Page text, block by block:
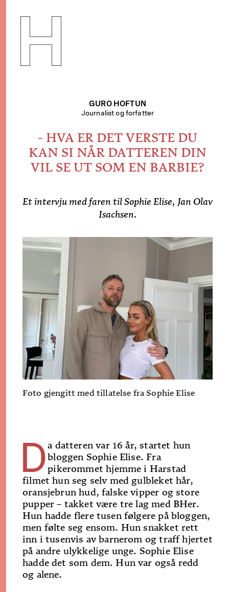
GURO HOFTUN
Journalist og forfatter
- HVA ER DET VERSTE DU
KAN SI NÅR DATTEREN DIN
VIL SE UT SOM EN BARBIE?
Et intervju med faren til Sophie Elise, Jan Olav
Isachsen.
Foto gjengitt med tillatelse fra Sophie Elise
Da datteren var 16 år, startet hun
bloggen Sophie Elise. Fra
pikerommet hjemme i Har­stad
filmet hun seg selv med gulbleket hår,
oransjebrun hud, falske vipper og store
pup­per – takket være tre lag med BH­er.
Hun hadde flere tusen følgere på bloggen,
men følte seg ensom. Hun snakket rett
inn i tusenvis av barnerom og traff hjertet
på andre ulykkelige unge. Sophie Elise
hadde det som dem. Hun var også redd
og alene.